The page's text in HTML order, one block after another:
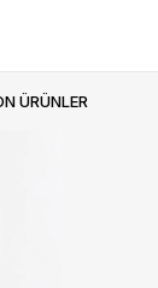
ÜRÜNLER